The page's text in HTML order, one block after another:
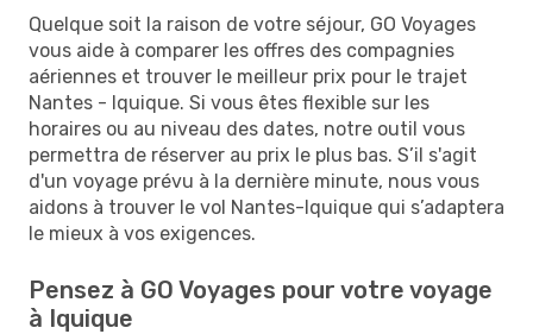
Quelque soit la raison de votre séjour, GO Voyages
vous aide à comparer les offres des compagnies
aériennes et trouver le meilleur prix pour le trajet
Nantes - Iquique. Si vous êtes flexible sur les
horaires ou au niveau des dates, notre outil vous
permettra de réserver au prix le plus bas. S’il s'agit
d'un voyage prévu à la dernière minute, nous vous
aidons à trouver le vol Nantes-Iquique qui s’adaptera
le mieux à vos exigences.
Pensez à GO Voyages pour votre voyage
à Iquique